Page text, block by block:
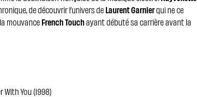
de découvrir l’univers deLaurent Garnierqui ne ce
mouvanceFrench Touchayant débuté sa carrière avant la
You (1998)